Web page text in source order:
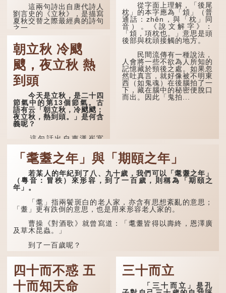
這兩句詩出自唐代詩人
劉言史的《立秋》，是描寫
夏秋交替之際最經典的詩句
之一。
《立秋》全詩如下：
茲晨戒流火，商飆早已
驚。 雲天收夏色，木
葉動秋聲。
詩的前兩句寫的是：這
一天早晨，天上的「流火」
（指大火星，象徵暑氣）開
始消退，涼爽的秋風（商
飆，即西風）已經悄然吹
起。後兩句，便是全詩的靈
魂...
朝立秋 冷颼
颼，夜立秋 熱
到頭
今天是立秋，是二十四
節氣中的第13個節氣。古
語有云「朝立秋，冷颼颼；
夜立秋，熱到頭。」是何含
義呢？
這句話出自東漢崔寔
《四民月令》：「朝立秋，
冷颼颼；夜立秋，熱到
頭」。到了清代，顧祿在
《清嘉錄》中記錄蘇州風俗
時，也引用了這句諺語。不
過當地百姓的口頭說法是
「朝立秋，渹颼颼；夜立
有不同，但意思完全一致。
準呢？它反映了古人的一種
樸素觀察：如果立秋的精
從字面上理解，「後尾
枕」的本字應為「䪴」（普
通話：zhěn，與「枕」同
音）。《說文解字》：
「䪴，項枕也。」意思是頭
後部與枕頭接觸的地方。
民間流傳有一種說法，
人會將一些不欲為人所知的
記憶藏於頸後之處。如果忽
然吐真言，就好像被不明東
西（如鬼魂）在後腦拍了一
下，藏在腦中的秘密便脫口
而出。因此「鬼拍...
「耄耋之年」與「期頤之年」
若某人的年紀到了八、九十歲，我們可以「耄耋之年」
（粵音：冒秩）來形容，到了一百歲，則稱為「期頤之
年」。
「耄」指兩鬢斑白的老人家，亦含有思想紊亂的意思；
「耋」更有跌倒的意思，也是用來形容老人家的。
曹操《對酒歌》就曾寫道：「耄耋皆得以壽終，恩澤廣
及草木昆蟲。」
到了一百歲呢？
那麼就可以稱為「期頤」。《禮記.曲禮上》：「百年曰
期頤。」鄭玄註：「期，猶要也；頤，養也。不知衣服食
味，孝子要盡養道...
四十而不惑 五
十而知天命
三十而立
「三十而立」是孔